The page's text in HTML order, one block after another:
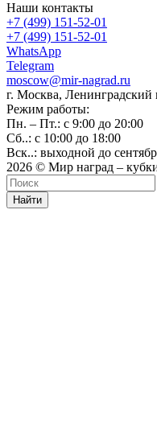
Наши контакты
+7 (499) 151-52-01
+7 (499) 151-52-01
WhatsApp
Telegram
moscow@mir-nagrad.ru
г. Москва, Ленинградский
Режим работы:
Пн. – Пт.: с 9:00 до 20:00
Сб..: с 10:00 до 18:00
Вск..: выходной до
2026 © Мир наград –
Найти